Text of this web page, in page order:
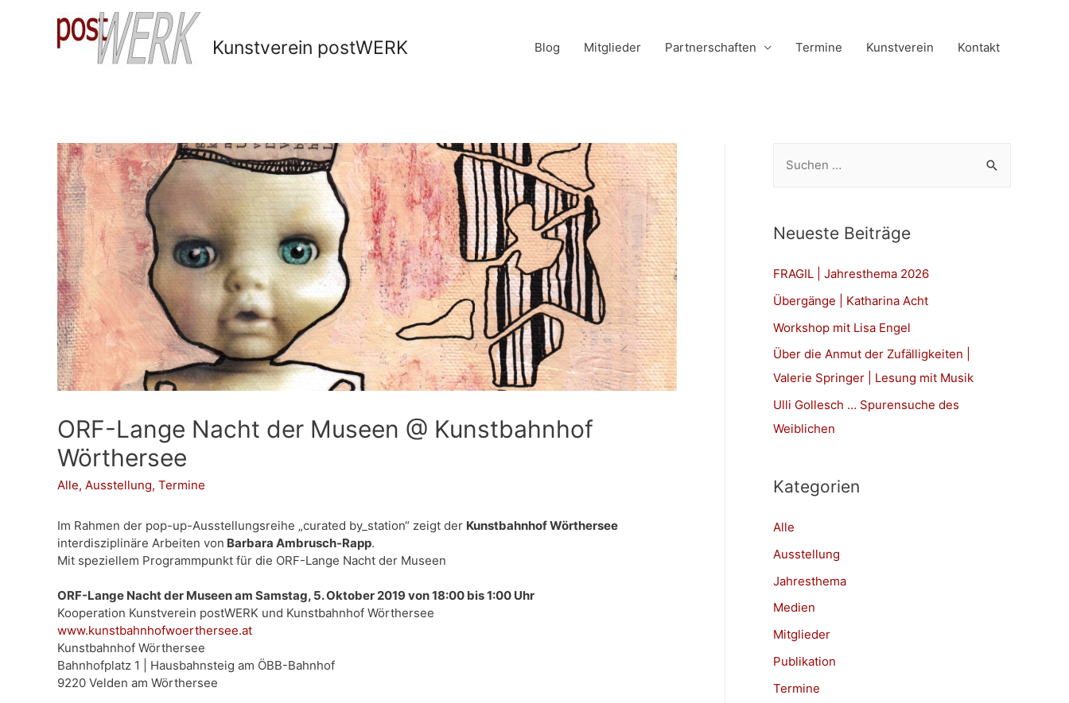
Kunstverein postWERK Blog Mitglieder Partnerschaften Termine Kunstverein Kontakt
ORF-Lange Nacht der Museen @ Kunstbahnhof
Wörthersee
Alle, Ausstellung, Termine
Im Rahmen der pop-up-Ausstellungsreihe „curated by_station“ zeigt der Kunstbahnhof Wörthersee
interdisziplinäre Arbeiten von Barbara Ambrusch-Rapp.
Mit speziellem Programmpunkt für die ORF-Lange Nacht der Museen
ORF-Lange Nacht der Museen am Samstag, 5. Oktober 2019 von 18:00 bis 1:00 Uhr
Kooperation Kunstverein postWERK und Kunstbahnhof Wörthersee
www.kunstbahnhofwoerthersee.at
Kunstbahnhof Wörthersee
Bahnhofplatz 1 | Hausbahnsteig am ÖBB-Bahnhof
9220 Velden am Wörthersee
h
n
n
a
c
Neueste Beiträge
FRAGIL | Jahresthema 2026
Übergänge | Katharina Acht
Workshop mit Lisa Engel
Über die Anmut der Zufälligkeiten |
Valerie Springer | Lesung mit Musik
Ulli Gollesch … Spurensuche des
Weiblichen
Kategorien
Alle
Ausstellung
Jahresthema
Medien
Mitglieder
Publikation
Termine